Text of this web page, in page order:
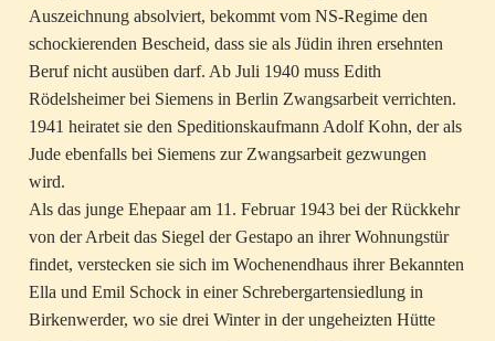
Auszeichnung absolviert, bekommt vom NS-Regime den
schockierenden Bescheid, dass sie als Jüdin ihren ersehnten
Beruf nicht ausüben darf. Ab Juli 1940 muss Edith
Rödelsheimer bei Siemens in Berlin Zwangsarbeit verrichten.
1941 heiratet sie den Speditionskaufmann Adolf Kohn, der als
Jude ebenfalls bei Siemens zur Zwangsarbeit gezwungen
wird.
Als das junge Ehepaar am 11. Februar 1943 bei der Rückkehr
von der Arbeit das Siegel der Gestapo an ihrer Wohnungstür
findet, verstecken sie sich im Wochenendhaus ihrer Bekannten
Ella und Emil Schock in einer Schrebergartensiedlung in
Birkenwerder, wo sie drei Winter in der ungeheizten Hütte